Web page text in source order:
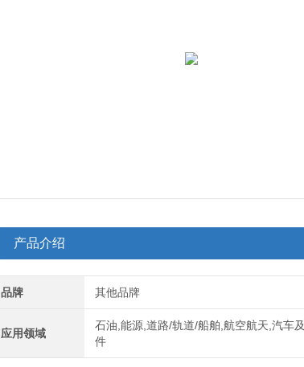
产品介绍
品牌 其他品牌
应用领域
石油,能源,道路/轨道/船舶,航空航天,汽车
件